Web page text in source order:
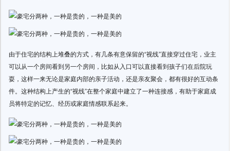
由于住宅的结构上堆叠的方式，有几条有意保留的“视线”直接穿过住宅，业主
可以从一个房间看到另一个房间，比如从入口可以直接看到孩子们在后院玩
耍，这样一来无论是家庭内部的亲子活动，还是亲友聚会，都有很好的互动条
件。这种结构上产生的“视线”在整个家庭中建立了一种连接感，有助于家庭成
员将特定的记忆、经历或家庭情感联系起来。